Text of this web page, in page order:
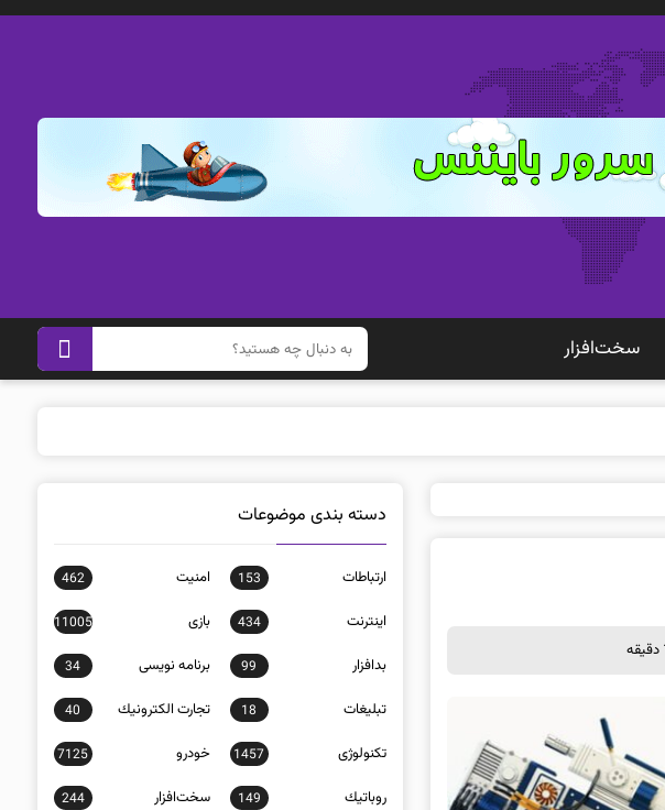
سخت‌افزار
دسته بندی موضوعات
ارتباطات 153 امنيت 462
اينترنت 434 بازی 11005
بدافزار 99 برنامه نويسی 34
تبلیغات 18 تجارت الكترونيك 40
تکنولوژی 1457 خودرو 7125
روباتيك 149 سخت‌افزار 244